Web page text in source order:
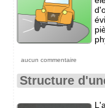
aucun commentaire
Structure